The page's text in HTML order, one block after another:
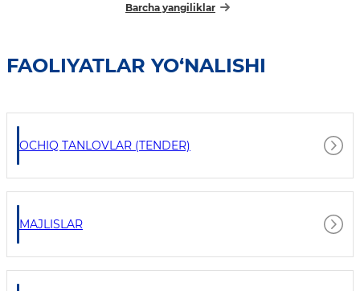
Barcha yangiliklar
FAOLIYATLAR YO‘NALISHI
OCHIQ TANLOVLAR (TENDER)
MAJLISLAR